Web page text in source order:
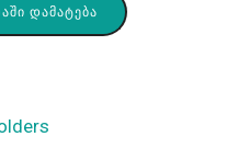
ᲓᲐᲛᲐᲢᲔᲑᲐ